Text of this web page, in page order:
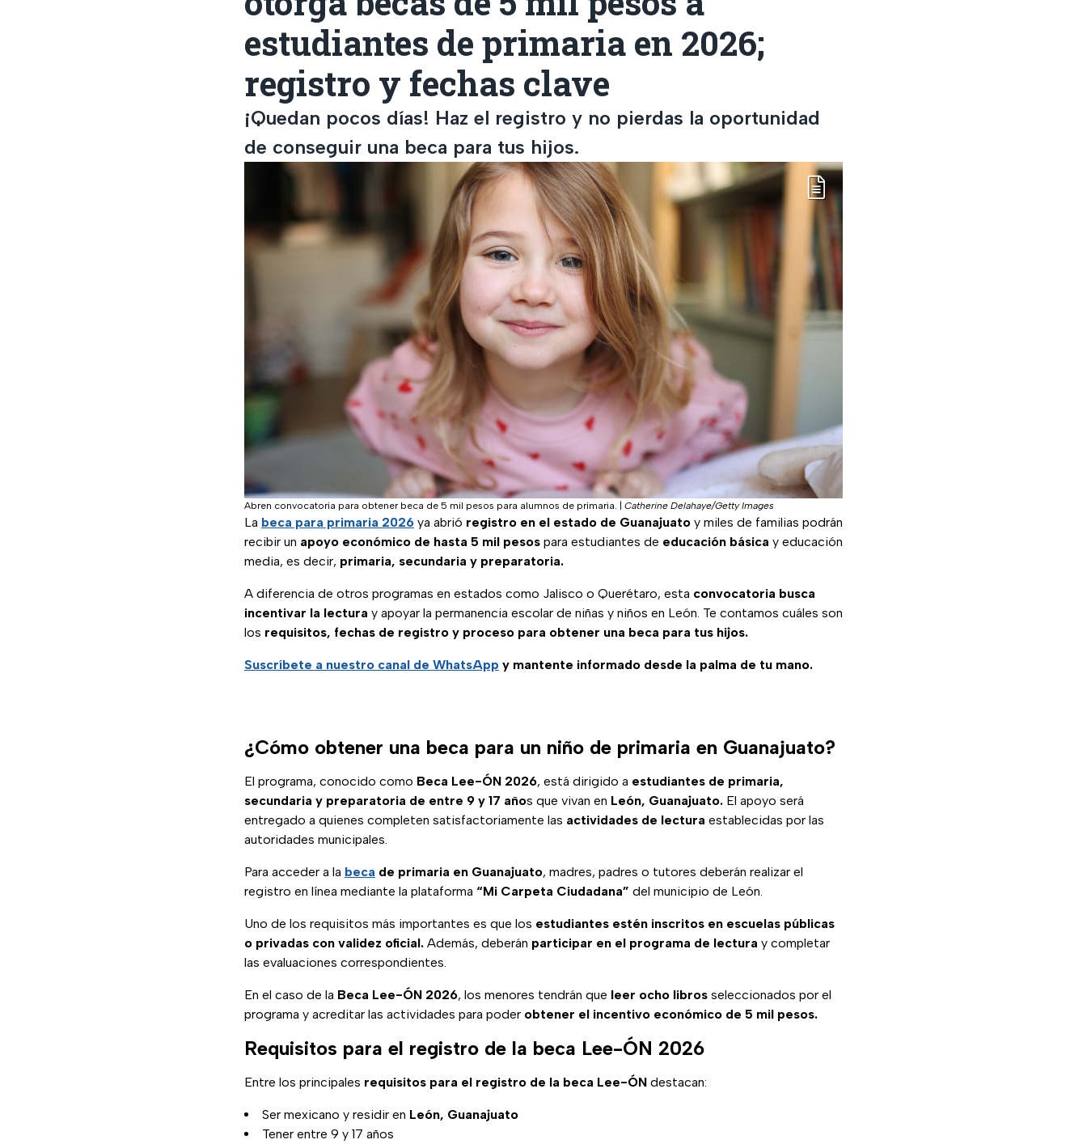
estudiantes de primaria en 2026;
registro y fechas clave
¡Quedan pocos días! Haz el registro y no pierdas la oportunidad
de conseguir una beca para tus hijos.
Abren convocatoria para obtener beca de 5 mil pesos para alumnos de primaria. Catherine Delahaye/Getty Images
La beca para primaria 2026 ya abrió registro en el estado de Guanajuato y miles de familias podrán
recibir un apoyo económico de hasta 5 mil pesos para estudiantes de educación básica y educación
media, es decir, primaria, secundaria y preparatoria.
A diferencia de otros programas en estados como Jalisco o Querétaro, esta convocatoria busca
incentivar la lectura y apoyar la permanencia escolar de niñas y niños en León. Te contamos cuáles son
los requisitos, fechas de registro y proceso para obtener una beca para tus hijos.
Suscríbete a nuestro canal de WhatsApp y mantente informado desde la palma de tu mano.
¿Cómo obtener una beca para un niño de primaria en Guanajuato?
El programa, conocido como Beca Lee-ÓN 2026, está dirigido a estudiantes de primaria,
secundaria y preparatoria de entre 9 y 17 años que vivan en León, Guanajuato. El apoyo será
entregado a quienes completen satisfactoriamente las actividades de lectura establecidas por las
autoridades municipales.
Para acceder a la beca de primaria en Guanajuato, madres, padres o tutores deberán realizar el
registro en línea mediante la plataforma “Mi Carpeta Ciudadana” del municipio de León.
Uno de los requisitos más importantes es que los estudiantes estén inscritos en escuelas públicas
o privadas con validez oficial. Además, deberán participar en el programa de lectura y completar
las evaluaciones correspondientes.
En el caso de la Beca Lee-ÓN 2026, los menores tendrán que leer ocho libros seleccionados por el
programa y acreditar las actividades para poder obtener el incentivo económico de 5 mil pesos.
Requisitos para el registro de la beca Lee-ÓN 2026
Entre los principales requisitos para el registro de la beca Lee-ÓN destacan:
Ser mexicano y residir en León, Guanajuato
Tener entre 9 y 17 años